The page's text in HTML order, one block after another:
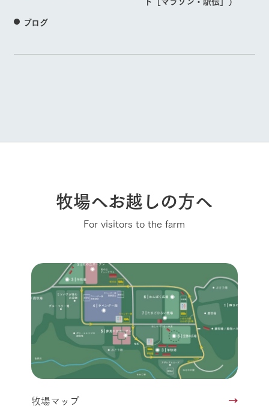
ブログ
牧場へお越しの方へ
For visitors to the farm
牧場マップ